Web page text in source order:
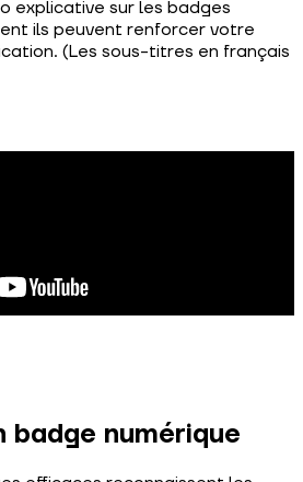
explicative sur les badges
ils peuvent renforcer votre
(Les sous-titres en français
badge numérique